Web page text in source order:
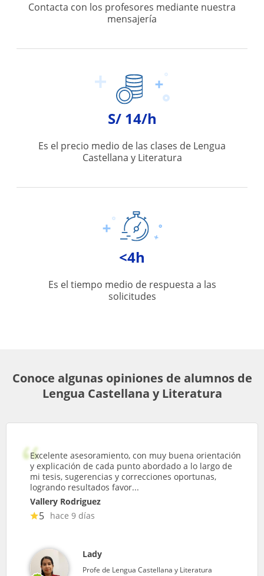
Contacta con los profesores mediante nuestra
mensajería
S/ 14/h
Es el precio medio de las clases de Lengua
Castellana y Literatura
<4h
Es el tiempo medio de respuesta a las
solicitudes
Conoce algunas opiniones de alumnos de
Lengua Castellana y Literatura
Excelente asesoramiento, con muy buena orientación
y explicación de cada punto abordado a lo largo de
mi tesis, sugerencias y correcciones oportunas,
logrando resultados favor...
Vallery Rodriguez
5 hace 9 días
Lady
Profe de Lengua Castellana y Literatura